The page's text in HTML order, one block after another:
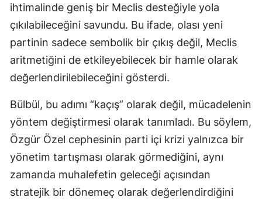
ihtimalinde geniş bir Meclis desteğiyle yola
çıkılabileceğini savundu. Bu ifade, olası yeni
partinin sadece sembolik bir çıkış değil, Meclis
aritmetiğini de etkileyebilecek bir hamle olarak
değerlendirilebileceğini gösterdi.
Bülbül, bu adımı “kaçış” olarak değil, mücadelenin
yöntem değiştirmesi olarak tanımladı. Bu söylem,
Özgür Özel cephesinin parti içi krizi yalnızca bir
yönetim tartışması olarak görmediğini, aynı
zamanda muhalefetin geleceği açısından
stratejik bir dönemeç olarak değerlendirdiğini